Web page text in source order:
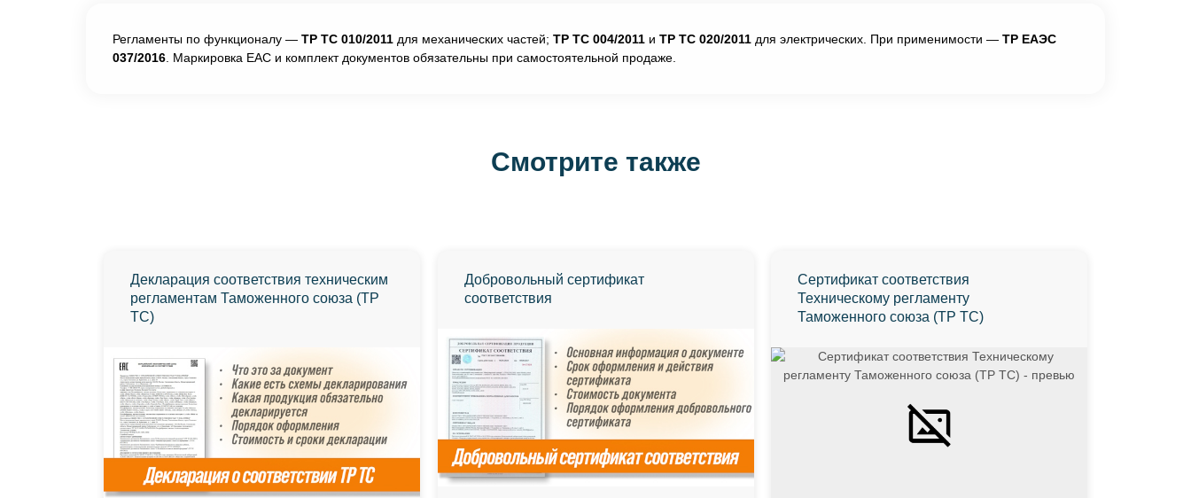
Регламенты по функционалу — ТР ТС 010/2011 для механических частей; ТР ТС 004/2011 и ТР ТС 020/2011 для электрических. При применимости — ТР ЕАЭС
037/2016 . Маркировка ЕАС и комплект документов обязательны при самостоятельной продаже.
Смотрите также
Декларация соответствия техническим
регламентам Таможенного союза (ТР
ТС)
Добровольный сертификат
соответствия
Сертификат соответствия
Техническому регламенту
Таможенного союза (ТР ТС)